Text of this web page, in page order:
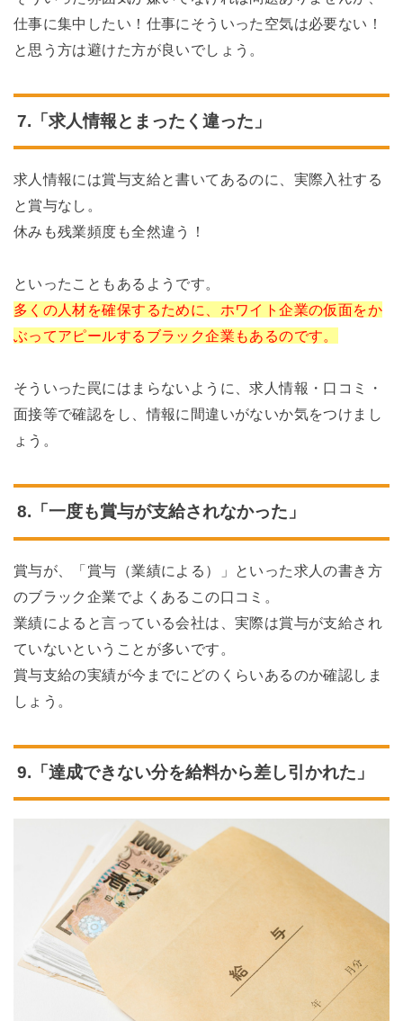
仕事に集中したい！仕事にそういった空気は必要ない！
と思う方は避けた方が良いでしょう。
7.「求人情報とまったく違った」
求人情報には賞与支給と書いてあるのに、実際入社する
と賞与なし。
休みも残業頻度も全然違う！
といったこともあるようです。
多くの人材を確保するために、ホワイト企業の仮面をか
ぶってアピールするブラック企業もあるのです。
そういった罠にはまらないように、求人情報・口コミ・
面接等で確認をし、情報に間違いがないか気をつけまし
ょう。
8.「一度も賞与が支給されなかった」
賞与が、「賞与（業績による）」といった求人の書き方
のブラック企業でよくあるこの口コミ。
業績によると言っている会社は、実際は賞与が支給され
ていないということが多いです。
賞与支給の実績が今までにどのくらいあるのか確認しま
しょう。
9.「達成できない分を給料から差し引かれた」